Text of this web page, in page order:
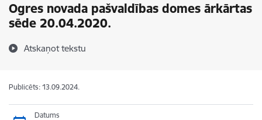
Ogres novada pašvaldības domes ārkārtas
sēde 20.04.2020.
Atskaņot tekstu
Publicēts: 13.09.2024.
Datums